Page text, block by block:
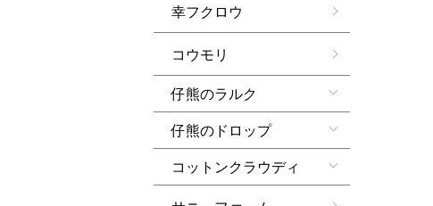
幸フクロウ
コウモリ
仔熊のラルク
仔熊のドロップ
コットンクラウディ